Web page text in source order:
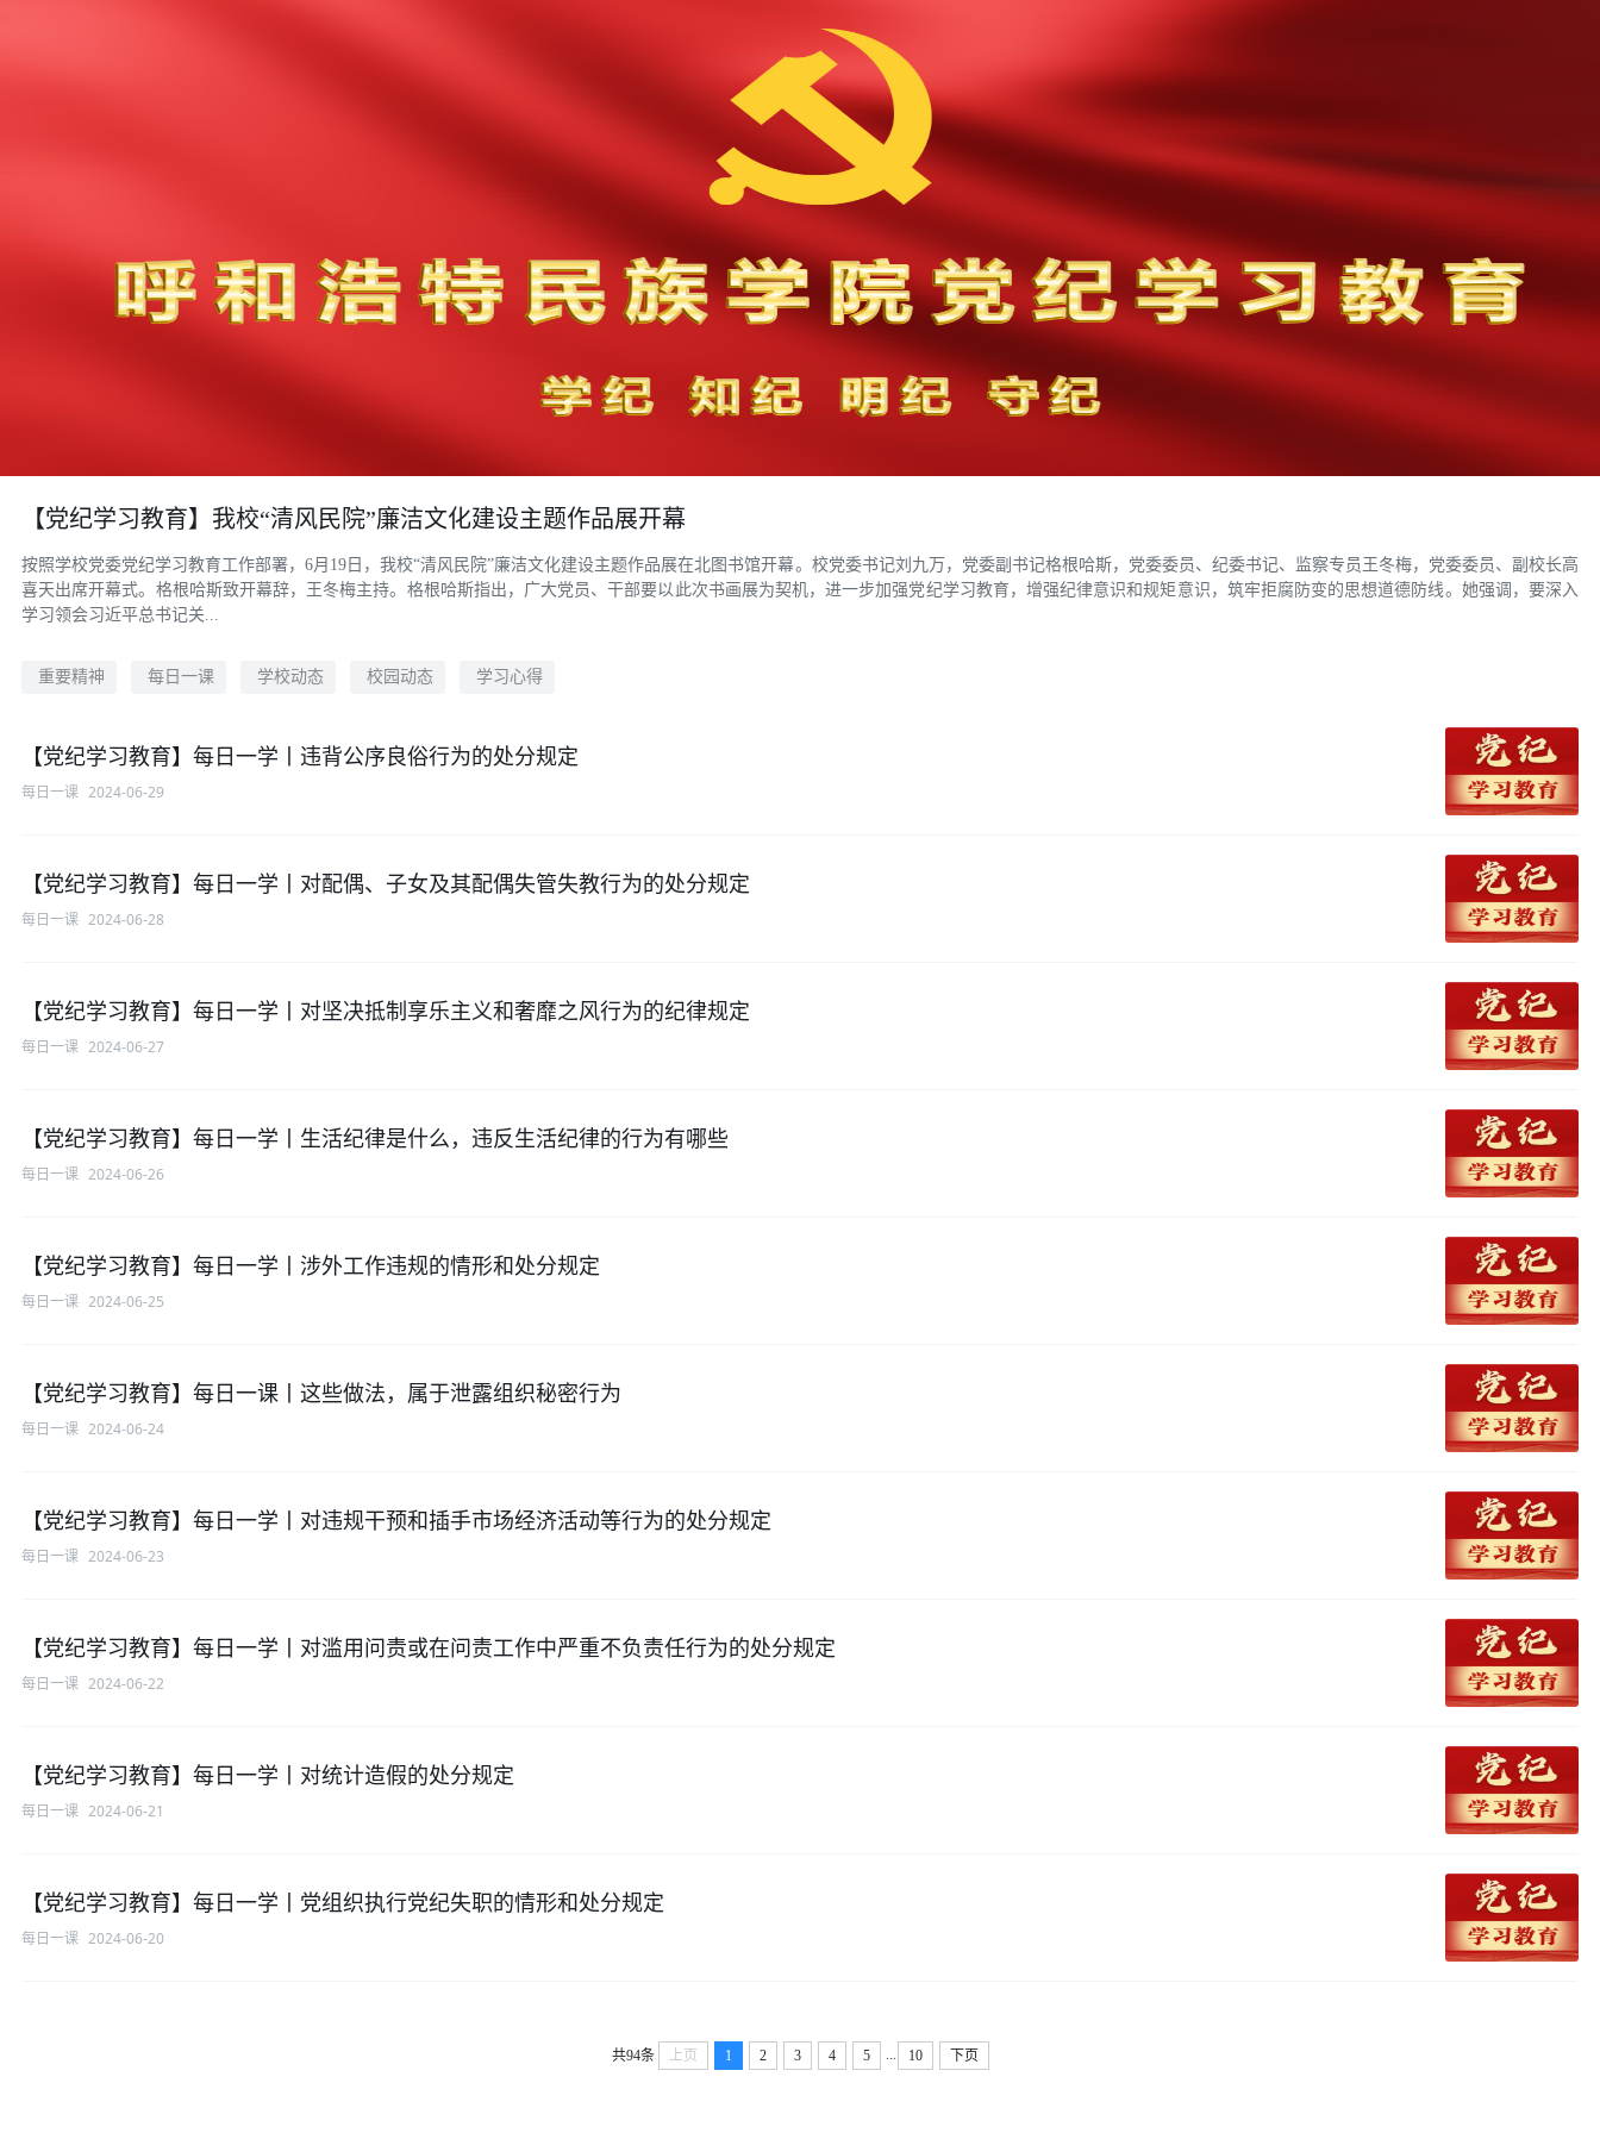
【党纪学习教育】我校“清风民院”廉洁文化建设主题作品展开幕
按照学校党委党纪学习教育工作部署，6月19日，我校“清风民院”廉洁文化建设主题作品展在北图书馆开幕。校党委书记刘九万，党委副书记格根哈斯，党委委员、纪委书记、监察专员王冬梅，党委委员、副校长高
喜天出席开幕式。格根哈斯致开幕辞，王冬梅主持。格根哈斯指出，广大党员、干部要以此次书画展为契机，进一步加强党纪学习教育，增强纪律意识和规矩意识，筑牢拒腐防变的思想道德防线。她强调，要深入
学习领会习近平总书记关...
重要精神 每日一课 学校动态 校园动态 学习心得
【党纪学习教育】每日一学丨违背公序良俗行为的处分规定
每日一课 2024-06-29
【党纪学习教育】每日一学丨对配偶、子女及其配偶失管失教行为的处分规定
每日一课 2024-06-28
【党纪学习教育】每日一学丨对坚决抵制享乐主义和奢靡之风行为的纪律规定
每日一课 2024-06-27
【党纪学习教育】每日一学丨生活纪律是什么，违反生活纪律的行为有哪些
每日一课 2024-06-26
【党纪学习教育】每日一学丨涉外工作违规的情形和处分规定
每日一课 2024-06-25
【党纪学习教育】每日一课丨这些做法，属于泄露组织秘密行为
每日一课 2024-06-24
【党纪学习教育】每日一学丨对违规干预和插手市场经济活动等行为的处分规定
每日一课 2024-06-23
【党纪学习教育】每日一学丨对滥用问责或在问责工作中严重不负责任行为的处分规定
每日一课 2024-06-22
【党纪学习教育】每日一学丨对统计造假的处分规定
每日一课 2024-06-21
【党纪学习教育】每日一学丨党组织执行党纪失职的情形和处分规定
每日一课 2024-06-20
共94条 上页 1 2 3 4 5 10 下页